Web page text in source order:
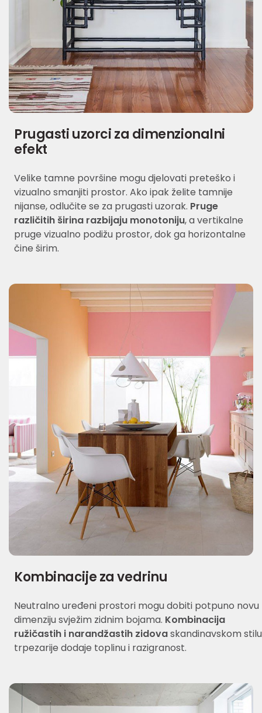
Prugasti uzorci za dimenzionalni
efekt
Velike tamne površine mogu djelovati preteško i
vizualno smanjiti prostor. Ako ipak želite tamnije
nijanse, odlučite se za prugasti uzorak. Pruge
različitih širina razbijaju monotoniju, a vertikalne
pruge vizualno podižu prostor, dok ga horizontalne
čine širim.
Kombinacije za vedrinu
Neutralno uređeni prostori mogu dobiti potpuno novu
dimenziju svježim zidnim bojama. Kombinacija
ružičastih i narandžastih zidovaskandinavskom stilu
trpezarije dodaje toplinu i razigranost.